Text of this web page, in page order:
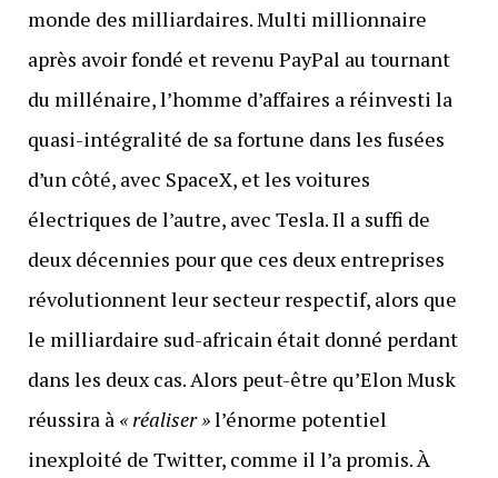
monde des milliardaires. Multi millionnaire
après avoir fondé et revenu PayPal au tournant
du millénaire, l’homme d’affaires a réinvesti la
quasi-intégralité de sa fortune dans les fusées
d’un côté, avec SpaceX, et les voitures
électriques de l’autre, avec Tesla. Il a suffi de
deux décennies pour que ces deux entreprises
révolutionnent leur secteur respectif, alors que
le milliardaire sud-africain était donné perdant
dans les deux cas. Alors peut-être qu’Elon Musk
réussira à « réaliser »l’énorme potentiel
inexploité de Twitter, comme il l’a promis. À